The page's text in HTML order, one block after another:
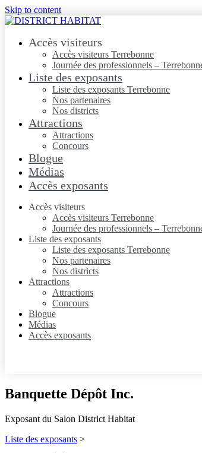
Skip to content
Accès visiteurs
Accès visiteurs Terrebonne
Journée des professionnels –
Liste des exposants
Liste des exposants Terrebonne
Nos partenaires
Nos districts
Attractions
Attractions
Concours
Blogue
Médias
Accès exposants
Accès visiteurs
Accès visiteurs Terrebonne
Journée des professionnels –
Liste des exposants
Liste des exposants Terrebonne
Nos partenaires
Nos districts
Attractions
Attractions
Concours
Blogue
Médias
Accès exposants
Banquette Dépôt Inc.
Exposant du Salon District Habitat
Liste des exposants >